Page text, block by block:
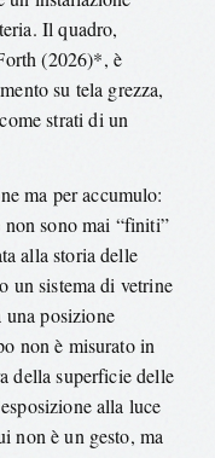
Il quadro,
(2026)*, è
su tela grezza,
strati di un
ma per accumulo:
sono mai “finiti”
alla storia delle
un sistema di vetrine
una posizione
non è misurato in
della superficie delle
alla luce
non è un gesto, ma